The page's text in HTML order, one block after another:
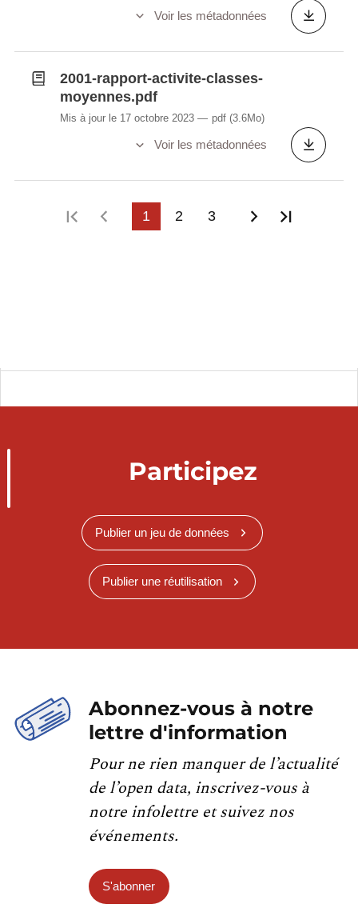
Voir les métadonnées
2001-rapport-activite-classes-
moyennes.pdf
Mis à jour le 17 octobre 2023 pdf (3.6Mo)
Voir les métadonnées
Première page
Page précédente
1 2 3 Page
Participez
Publier un jeu de données
Publier une réutilisation
Abonnez-vous à notre
lettre d'information
Pour ne rien manquer de l’actualité
de l’open data, inscrivez-vous à
notre infolettre et suivez nos
événements.
S'abonner